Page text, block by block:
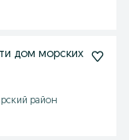
дом морских
район